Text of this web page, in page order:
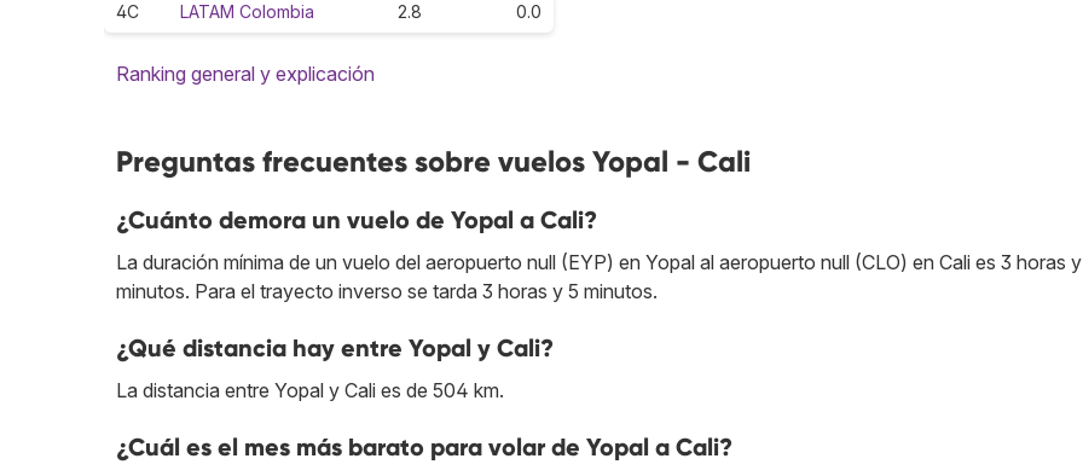
4C LATAM Colombia 2.8 0.0
Ranking general y explicación
Preguntas frecuentes sobre vuelos Yopal - Cali
¿Cuánto demora un vuelo de Yopal a Cali?
La duración mínima de un vuelo del aeropuerto null (EYP) en Yopal al aeropuerto null (CLO) en Cali es 3 horas
minutos. Para el trayecto inverso se tarda 3 horas y 5 minutos.
¿Qué distancia hay entre Yopal y Cali?
La distancia entre Yopal y Cali es de 504 km.
¿Cuál es el mes más barato para volar de Yopal a Cali?